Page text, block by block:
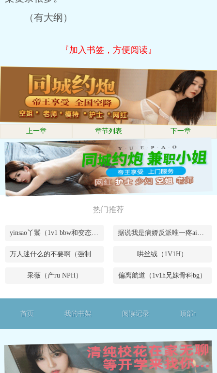
（有大纲）
『加入书签，方便阅读』
上一章 章节列表 下一章
热门推荐
yinsao丫鬟（1v1 bbw和变态腹黑男） 据说我是病娇反派唯一疼ai的妹妹（兄妹骨）
万人迷什么的不要啊（强制NPH） 哄丝绒（1V1H）
采薇（产ru NPH） 偏离航道（1v1h兄妹骨科bg）
首页 我的书架 阅读记录 顶部↑